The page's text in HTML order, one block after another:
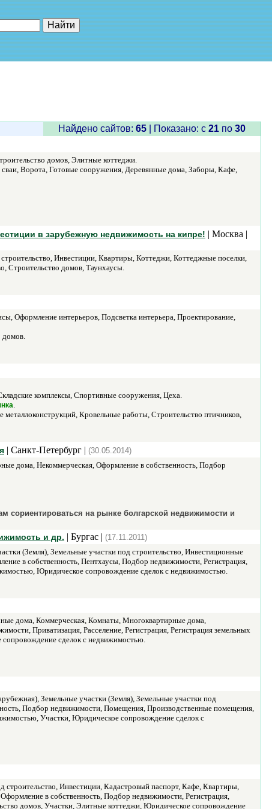
Найдено сайтов: 65 | Показано: c 21 по 30
домов, Элитные коттеджи.
Ворота, Готовые сооружения, Деревянные дома, Заборы, Кафе,
в зарубежную недвижимость на кипре! | Москва |
Инвестиции, Квартиры, Коттеджи, Коттеджные поселки,
Строительство домов, Таунхаусы.
Оформление интерьеров, Подсветка интерьера, Проектирование,
домов.
комплексы, Спортивные сооружения, Цеха.
.
Кровельные работы, Строительство птичников,
| Санкт-Петербург | (30.05.2014)
дома, Некоммерческая, Оформление в собственность, Подбор
сориентироваться на рынке болгарской недвижимости и
и др. | Бургас | (17.11.2011)
(Земля), Земельные участки под строительство, Инвестиционные
в собственность, Пентхаусы, Подбор недвижимости, Регистрация,
Юридическое сопровождение сделок с недвижимостью.
дома, Коммерческая, Комнаты, Многоквартирные дома,
Приватизация, Расселение, Регистрация, Регистрация земельных
сопровождение сделок с недвижимостью.
Земельные участки (Земля), Земельные участки под
Подбор недвижимости, Помещения, Производственные помещения,
Участки, Юридическое сопровождение сделок с
Инвестиции, Кадастровый паспорт, Кафе, Квартиры,
в собственность, Подбор недвижимости, Регистрация,
домов, Участки, Элитные коттеджи, Юридическое сопровождение